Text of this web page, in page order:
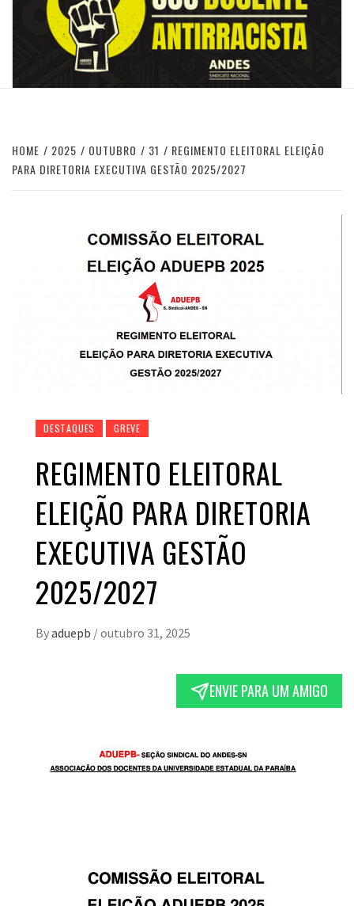
HOME 2025 OUTUBRO 31
REGIMENTO ELEITORAL ELEIÇÃO
PARA DIRETORIA EXECUTIVA GESTÃO 2025/2027
DESTAQUES GREVE
REGIMENTO ELEITORAL
ELEIÇÃO PARA DIRETORIA
EXECUTIVA GESTÃO
2025/2027
Byaduepb /outubro 31, 2025
ENVIE PARA UM AMIGO